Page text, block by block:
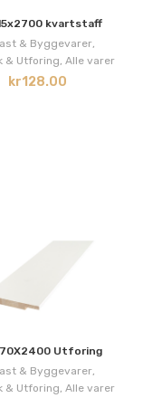
kvartstaff
& Byggevarer,
& Utforing, Alle varer
kr128.00
Utforing
& Byggevarer,
& Utforing Alle varer